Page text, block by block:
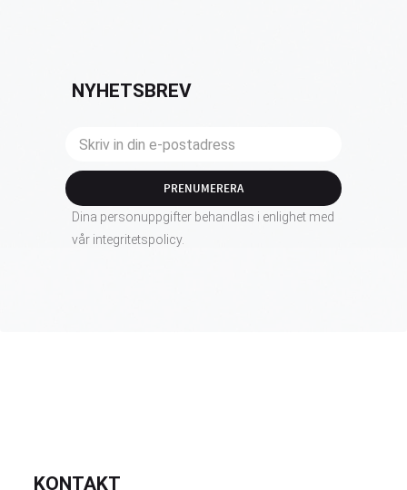
NYHETSBREV
PRENUMERERA
Dina personuppgifter behandlas i enlighet med
vår integritetspolicy.
KONTAKT